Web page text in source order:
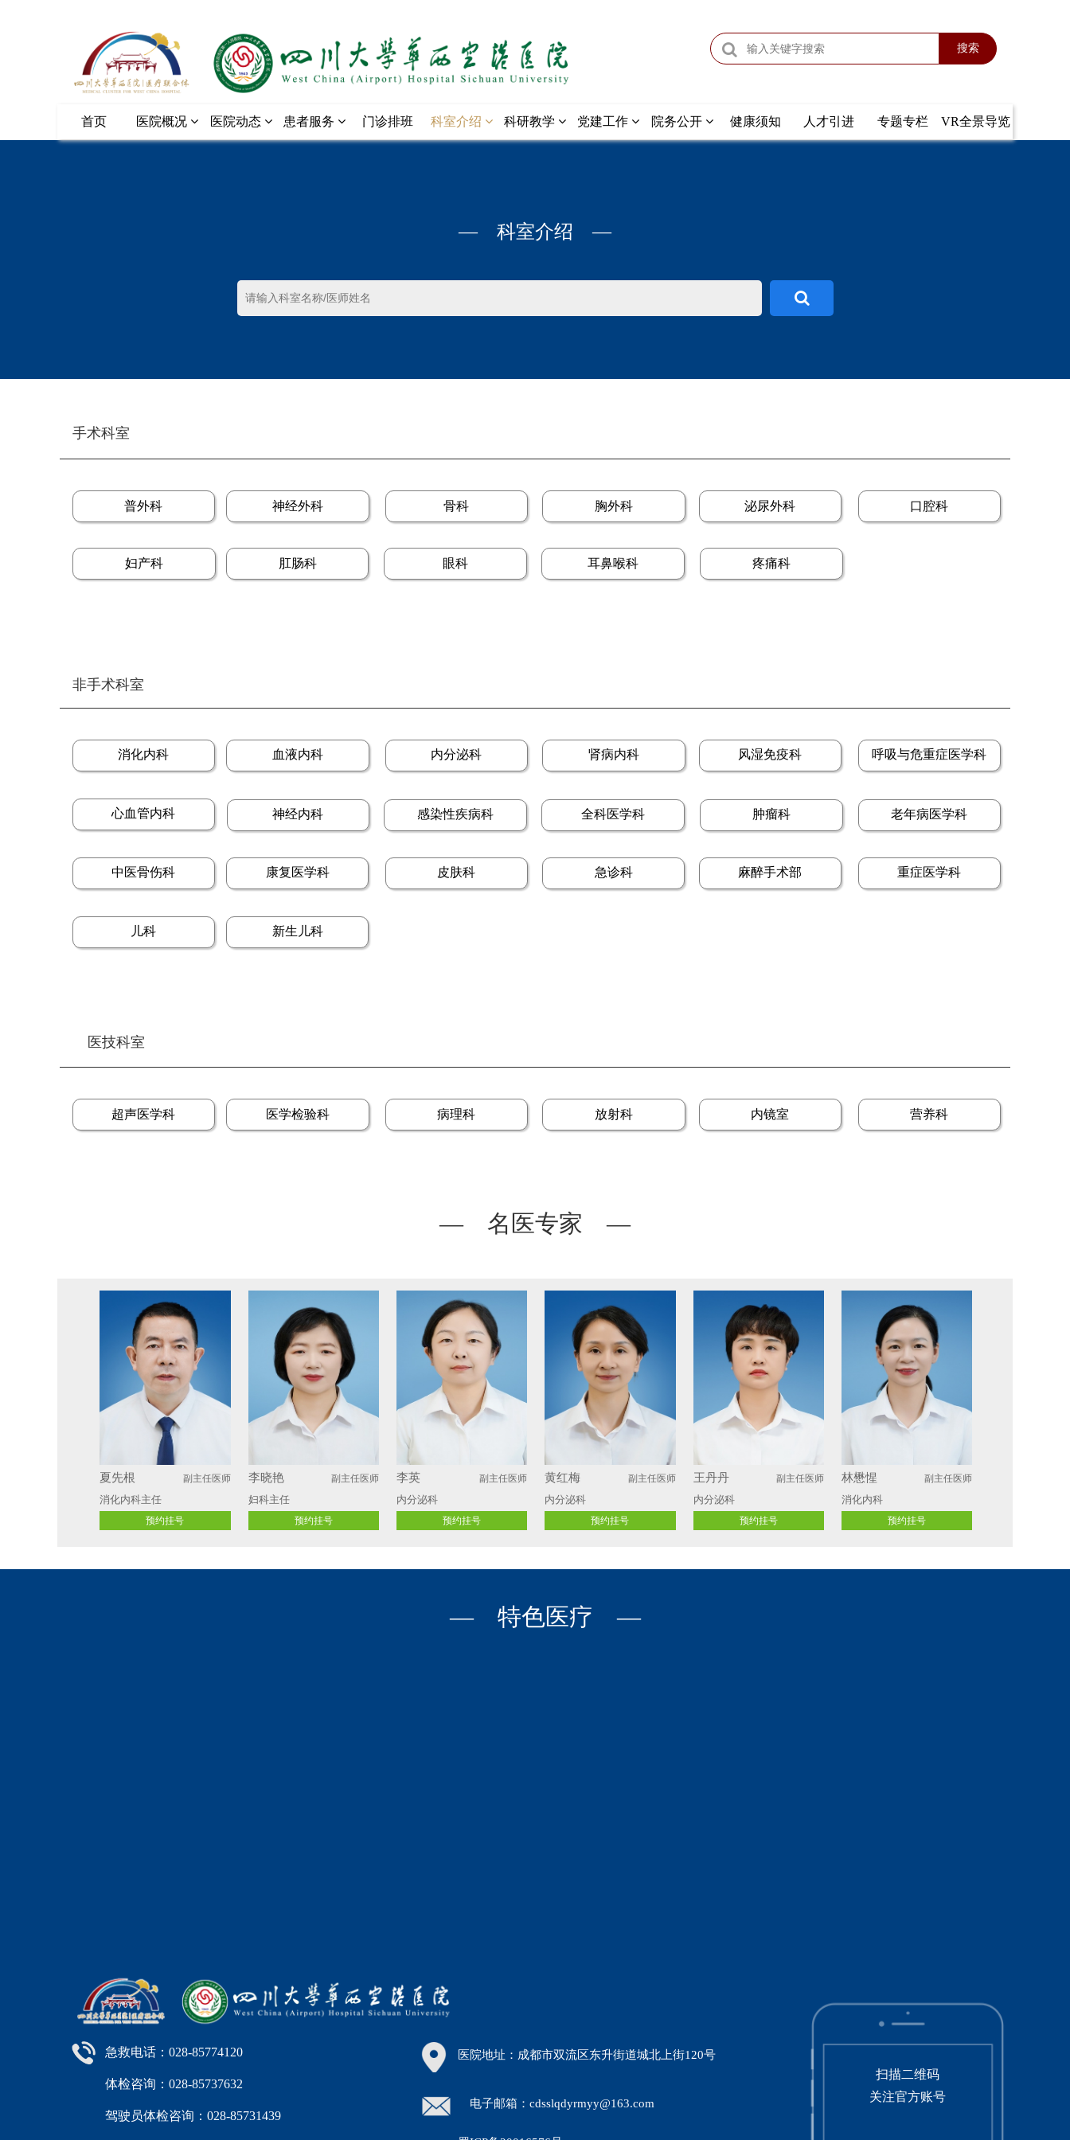
搜索
首页 医院概况 医院动态 患者服务 门诊排班 科室介绍 科研教学 党建工作 院务公开 健康须知 人才引进 专题专栏 VR全景导览
— 科室介绍 —
普外科 神经外科 骨科 胸外科 泌尿外科 口腔科
妇产科 肛肠科 眼科 耳鼻喉科 疼痛科
消化内科 血液内科 内分泌科 肾病内科 风湿免疫科 呼吸与危重症医学科
心血管内科 神经内科 感染性疾病科 全科医学科 肿瘤科 老年病医学科
中医骨伤科 康复医学科 皮肤科 急诊科 麻醉手术部 重症医学科
儿科 新生儿科
非手术科室
超声医学科 医学检验科 病理科 放射科 内镜室 营养科
医技科室
手术科室
— 名医专家 —
夏先根 副主任医师
消化内科主任
预约挂号
李晓艳 副主任医师
妇科主任
预约挂号
李英 副主任医师
内分泌科
预约挂号
黄红梅 副主任医师
内分泌科
预约挂号
王丹丹 副主任医师
内分泌科
预约挂号
林懋惺 副主任医师
消化内科
预约挂号
— 特色医疗 —
医院地址：成都市双流区东升街道城北上街120号
电子邮箱：cdsslqdyrmyy@163.com
扫描二维码
关注官方账号
急救电话：028-85774120
体检咨询：028-85737632
驾驶员体检咨询：028-85731439